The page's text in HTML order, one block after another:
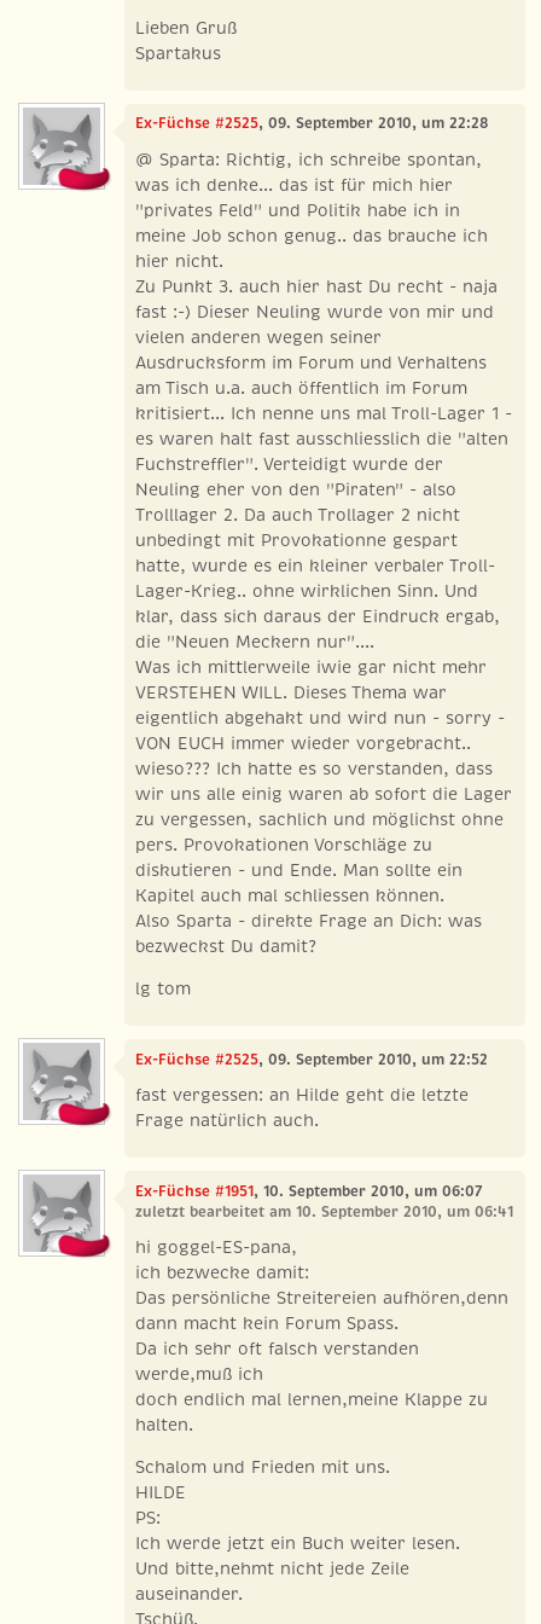
Lieben Gruß
Spartakus
Ex-Füchse #2525, 09. September 2010, um 22:28
@ Sparta: Richtig, ich schreibe spontan,
was ich denke... das ist für mich hier
"privates Feld" und Politik habe ich in
meine Job schon genug.. das brauche ich
hier nicht.
Zu Punkt 3. auch hier hast Du recht - naja
fast :-) Dieser Neuling wurde von mir und
vielen anderen wegen seiner
Ausdrucksform im Forum und Verhaltens
am Tisch u.a. auch öffentlich im Forum
kritisiert... Ich nenne uns mal Troll-Lager 1 -
es waren halt fast ausschliesslich die "alten
Fuchstreffler". Verteidigt wurde der
Neuling eher von den "Piraten" - also
Trolllager 2. Da auch Trollager 2 nicht
unbedingt mit Provokationne gespart
hatte, wurde es ein kleiner verbaler Troll-
Lager-Krieg.. ohne wirklichen Sinn. Und
klar, dass sich daraus der Eindruck ergab,
die "Neuen Meckern nur"....
Was ich mittlerweile iwie gar nicht mehr
VERSTEHEN WILL. Dieses Thema war
eigentlich abgehakt und wird nun - sorry -
VON EUCH immer wieder vorgebracht..
wieso??? Ich hatte es so verstanden, dass
wir uns alle einig waren ab sofort die Lager
zu vergessen, sachlich und möglichst ohne
pers. Provokationen Vorschläge zu
diskutieren - und Ende. Man sollte ein
Kapitel auch mal schliessen können.
Also Sparta - direkte Frage an Dich: was
bezweckst Du damit?
lg tom
Ex-Füchse #2525, 09. September 2010, um 22:52
fast vergessen: an Hilde geht die letzte
Frage natürlich auch.
Ex-Füchse #1951, 10. September 2010, um 06:07
zuletzt bearbeitet am 10. September 2010, um 06:41
hi goggel-ES-pana,
ich bezwecke damit:
Das persönliche Streitereien aufhören,denn
dann macht kein Forum Spass.
Da ich sehr oft falsch verstanden
werde,muß ich
doch endlich mal lernen,meine Klappe zu
halten.
Schalom und Frieden mit uns.
HILDE
PS:
Ich werde jetzt ein Buch weiter lesen.
Und bitte,nehmt nicht jede Zeile
auseinander.
Tschüß.